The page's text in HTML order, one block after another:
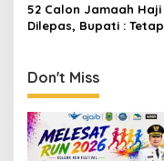
52 Calon Jamaah Haji
Dilepas, Bupati : Tetap
Don't Miss